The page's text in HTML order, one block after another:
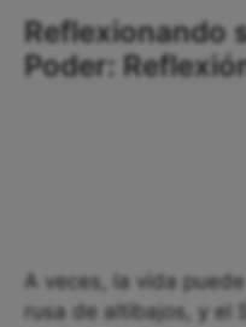
Reflexionando
Poder:
A veces, la vida
rusa de altibajos, y el